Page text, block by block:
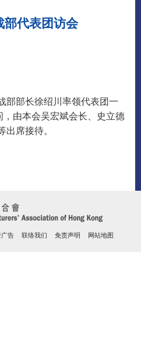
部代表团访会
部部长徐绍川率领代表团一
，由本会吴宏斌会长、史立德
席接待。
告 联络我们 免责声明 网站地图